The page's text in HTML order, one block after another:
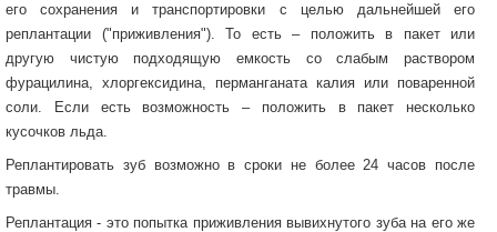
его сохранения и транспортировки с целью дальнейшей его
реплантации ("приживления"). То есть – положить в пакет или
другую чистую подходящую емкость со слабым раствором
фурацилина, хлоргексидина, перманганата калия или поваренной
соли. Если есть возможность – положить в пакет несколько
кусочков льда.
Реплантировать зуб возможно в сроки не более 24 часов после
травмы.
Реплантация - это попытка приживления вывихнутого зуба на его же